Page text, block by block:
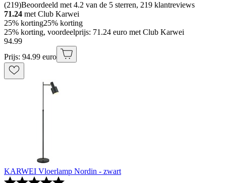
(219)Beoordeeld met 4.2 van de 5 sterren, 219 klantreviews
71.24 met Club Karwei
25% korting25% korting
25% korting, voordeelprijs: 71.24 euro met Club Karwei
94.99
Prijs: 94.99 euro
KARWEI Vloerlamp Nordin - zwart